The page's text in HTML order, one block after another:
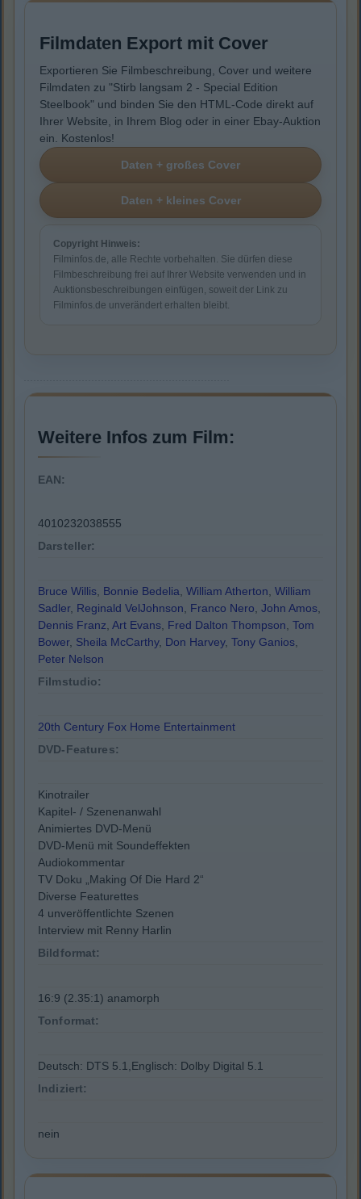
Filmdaten Export mit Cover
Exportieren Sie Filmbeschreibung, Cover und weitere
Filmdaten zu "Stirb langsam 2 - Special Edition
Steelbook" und binden Sie den HTML-Code direkt auf
Ihrer Website, in Ihrem Blog oder in einer Ebay-Auktion
ein. Kostenlos!
Copyright Hinweis:
Filminfos.de, alle Rechte vorbehalten. Sie dürfen diese
Filmbeschreibung frei auf Ihrer Website verwenden und in
Auktionsbeschreibungen einfügen, soweit der Link zu
Filminfos.de unverändert erhalten bleibt.
Weitere Infos zum Film:
EAN:
4010232038555
Darsteller:
Bruce Willis, Bonnie Bedelia, William Atherton, William
Sadler, Reginald VelJohnson, Franco Nero, John Amos,
Dennis Franz, Art Evans, Fred Dalton Thompson, Tom
Bower, Sheila McCarthy, Don Harvey, Tony Ganios,
Peter Nelson
Filmstudio:
20th Century Fox Home Entertainment
DVD-Features:
Kinotrailer
Kapitel- / Szenenanwahl
Animiertes DVD-Menü
DVD-Menü mit Soundeffekten
Audiokommentar
TV Doku „Making Of Die Hard 2“
Diverse Featurettes
4 unveröffentlichte Szenen
Interview mit Renny Harlin
Bildformat:
16:9 (2.35:1) anamorph
Tonformat:
Deutsch: DTS 5.1,Englisch: Dolby Digital 5.1
Indiziert:
nein